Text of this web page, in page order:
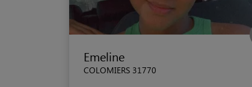
Emeline
COLOMIERS 31770